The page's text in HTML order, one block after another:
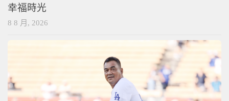
幸福時光
8 8 月, 2026